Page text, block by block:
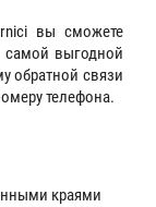
вы сможете
самой выгодной
обратной связи
телефона.
краями